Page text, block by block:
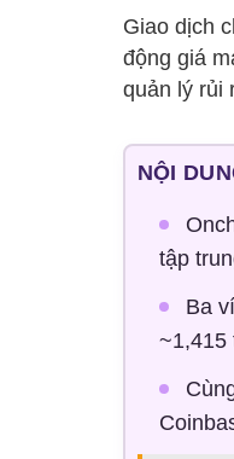
Giao dịch
động giá
quản lý rủi
NỘI
tập
Ba
~1,415